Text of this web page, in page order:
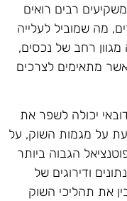
רבים רואים
מה שמוביל לעלייה
רחב של נכסים,
מתאימים לצרכים
יכולה לשפר את
על מגמות השוק, על
הגבוה ביותר
ודירוגים של
את תהליכי השוק